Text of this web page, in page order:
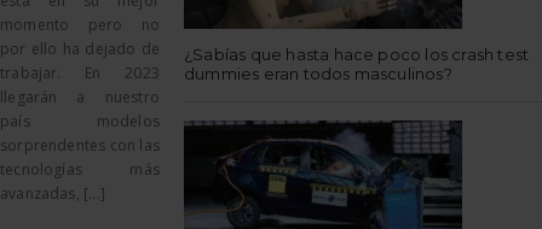
momento pero no
por ello ha dejado de
trabajar. En 2023
llegarán a nuestro
país modelos
sorprendentes con las
tecnologías más
avanzadas, [...]
¿Sabías que hasta hace poco los crash test
dummies eran todos masculinos?